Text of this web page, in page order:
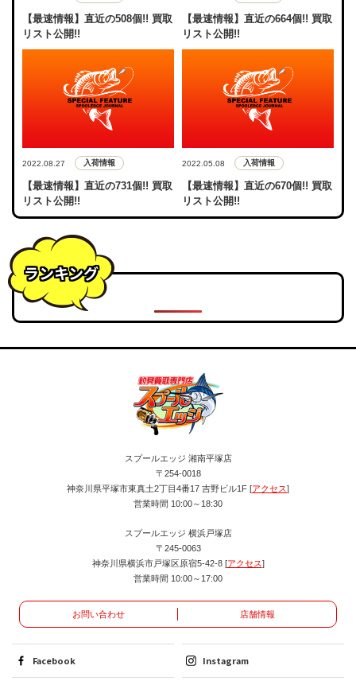
【最速情報】直近の508個!! 買取
リスト公開!!
【最速情報】直近の664個!! 買取
リスト公開!!
2022.08.27 入荷情報
【最速情報】直近の731個!! 買取
リスト公開!!
2022.05.08 入荷情報
【最速情報】直近の670個!! 買取
リスト公開!!
ランキング
スプールエッジ 湘南平塚店
〒254-0018
神奈川県平塚市東真土2丁目4番17 吉野ビル1F [アクセス]
営業時間 10:00～18:30
スプールエッジ 横浜戸塚店
〒245-0063
神奈川県横浜市戸塚区原宿5-42-8 [アクセス]
営業時間 10:00～17:00
お問い合わせ 店舗情報
Facebook Instagram